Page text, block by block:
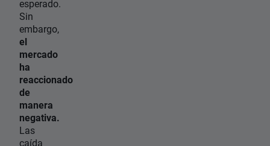
esperado.
Sin
embargo,
el
mercado
ha
reaccionado
de
manera
negativa.
Las
caída